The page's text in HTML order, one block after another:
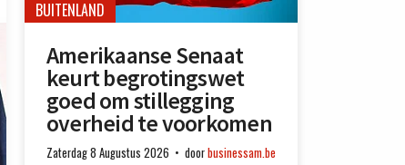
BUITENLAND
Amerikaanse Senaat
keurt begrotingswet
goed om stillegging
overheid te voorkomen
Zaterdag 8 Augustus 2026 doorbusinessam.be